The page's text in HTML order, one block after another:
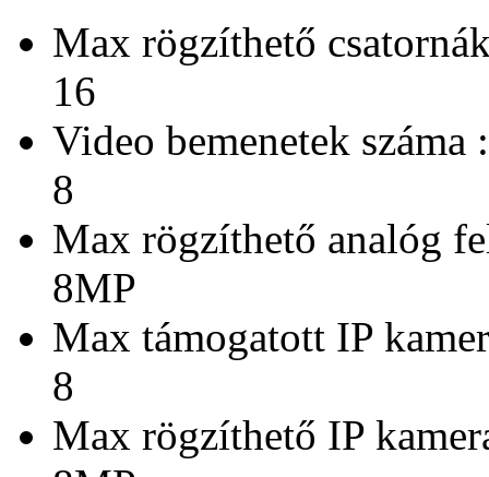
Max rögzíthető
16
Video bemenetek száma :
8
Max rögzíthető analóg
8MP
Max támogatott IP
8
Max rögzíthető IP